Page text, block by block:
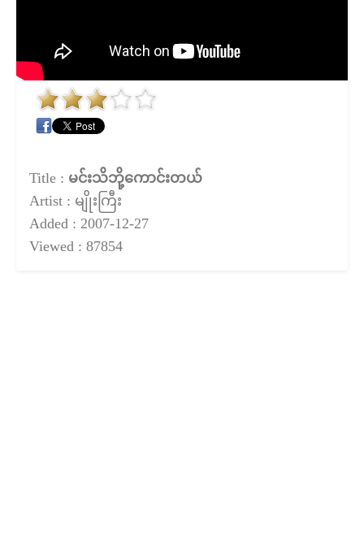
Title : မင်းသိဘို့ကောင်းတယ်
Artist : မျိုးကြီး
Added : 2007-12-27
Viewed : 87854